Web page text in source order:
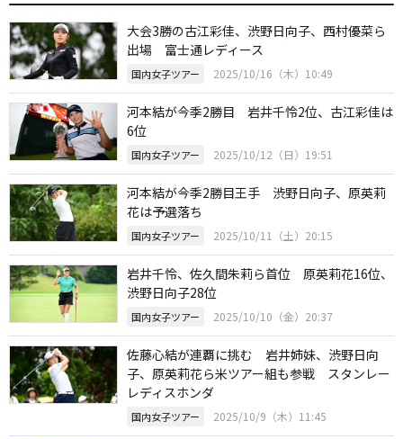
大会3勝の古江彩佳、渋野日向子、西村優菜ら
出場 富士通レディース
国内女子ツアー 2025/10/16（木）10:49
河本結が今季2勝目 岩井千怜2位、古江彩佳は
6位
国内女子ツアー 2025/10/12（日）19:51
河本結が今季2勝目王手 渋野日向子、原英莉
花は予選落ち
国内女子ツアー 2025/10/11（土）20:15
岩井千怜、佐久間朱莉ら首位 原英莉花16位、
渋野日向子28位
国内女子ツアー 2025/10/10（金）20:37
佐藤心結が連覇に挑む 岩井姉妹、渋野日向
子、原英莉花ら米ツアー組も参戦 スタンレー
レディスホンダ
国内女子ツアー 2025/10/9（木）11:45